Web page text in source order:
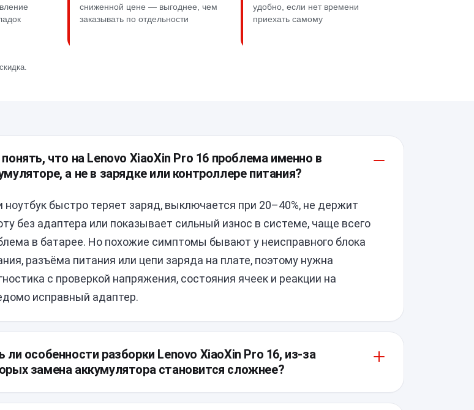
сниженной цене — выгоднее, чем
заказывать по отдельности
удобно, если нет времени
приехать самому
что на Lenovo XiaoXin Pro 16 проблема именно в
а не в зарядке или контроллере питания?
ноутбук быстро теряет заряд, выключается при 20–40%, не держит
без адаптера или показывает сильный износ в системе, чаще всего
в батарее. Но похожие симптомы бывают у неисправного блока
разъёма питания или цепи заряда на плате, поэтому нужна
с проверкой напряжения, состояния ячеек и реакции на
исправный адаптер.
ли особенности разборки Lenovo XiaoXin Pro 16, из-за
замена аккумулятора становится сложнее?
Pro 16 нижняя крышка обычно снимается после аккуратного